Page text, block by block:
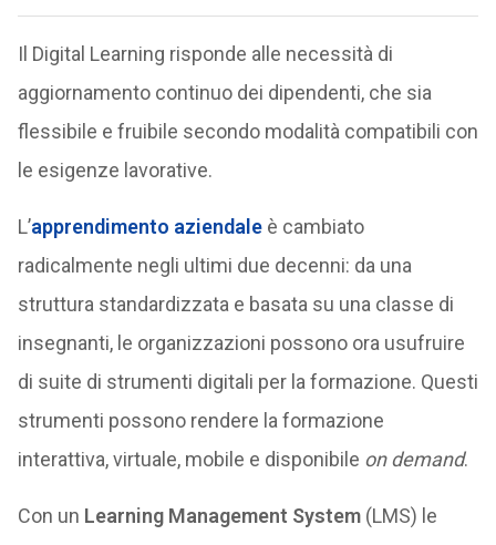
Il Digital Learning risponde alle necessità di
aggiornamento continuo dei dipendenti, che sia
flessibile e fruibile secondo modalità compatibili con
le esigenze lavorative.
L’apprendimento aziendaleè cambiato
radicalmente negli ultimi due decenni: da una
struttura standardizzata e basata su una classe di
insegnanti, le organizzazioni possono ora usufruire
di suite di strumenti digitali per la formazione. Questi
strumenti possono rendere la formazione
interattiva, virtuale, mobile e disponibile on demand.
Con un Learning Management System(LMS) le